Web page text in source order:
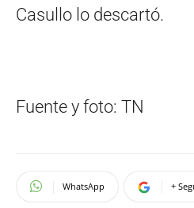
Casullo lo descartó.
Fuente y foto: TN
WhatsApp +